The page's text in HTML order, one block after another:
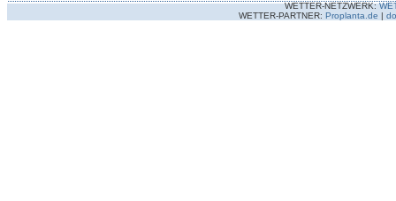
WETTER-NETZWERK:
WETTER-PARTNER: Proplanta.de |